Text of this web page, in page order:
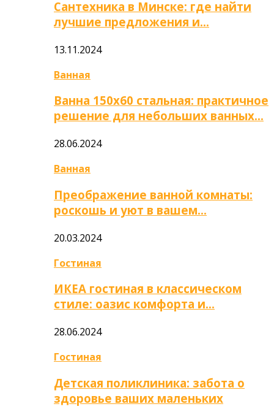
Сантехника в Минске: где найти
лучшие предложения и…
13.11.2024
Ванная
Ванна 150х60 стальная: практичное
решение для небольших ванных…
28.06.2024
Ванная
Преображение ванной комнаты:
роскошь и уют в вашем…
20.03.2024
Гостиная
ИКЕА гостиная в классическом
стиле: оазис комфорта и…
28.06.2024
Гостиная
Детская поликлиника: забота о
здоровье ваших маленьких